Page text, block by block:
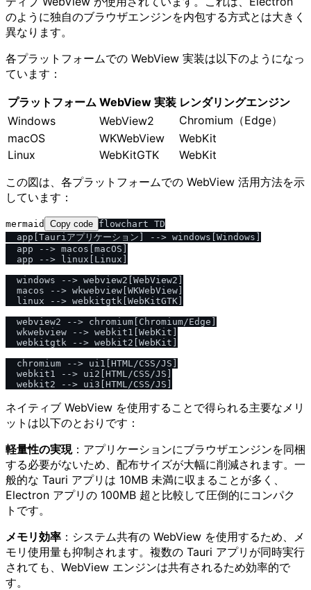
のように独自のブラウザエンジンを内包する方式とは大きく
異なります。
各プラットフォームでの WebView 実装は以下のようになっ
ています：
プラットフォーム WebView 実装 レンダリングエンジン
Windows
WebView2
Chromium（Edge）
macOS
WKWebView
WebKit
Linux
WebKitGTK
WebKit
この図は、各プラットフォームでの WebView 活用方法を示
しています：
mermaid Copy code flowchart TD
  app[Tauriアプリケーション] --> windows[Windows]
  app --> macos[macOS]
  app --> linux[Linux]
  windows --> webview2[WebView2]
  macos --> wkwebview[WKWebView]
  linux --> webkitgtk[WebKitGTK]
  webview2 --> chromium[Chromium/Edge]
  wkwebview --> webkit1[WebKit]
  webkitgtk --> webkit2[WebKit]
  chromium --> ui1[HTML/CSS/JS]
  webkit1 --> ui2[HTML/CSS/JS]
ネイティブ WebView を使用することで得られる主要なメリ
ットは以下のとおりです：
軽量性の実現：アプリケーションにブラウザエンジンを同梱
する必要がないため、配布サイズが大幅に削減されます。一
般的な Tauri アプリは 10MB 未満に収まることが多く、
Electron アプリの 100MB 超と比較して圧倒的にコンパク
トです。
メモリ効率 ：システム共有の WebView を使用するため、メ
モリ使用量も抑制されます。複数の Tauri アプリが同時実行
されても、WebView エンジンは共有されるため効率的で
す。